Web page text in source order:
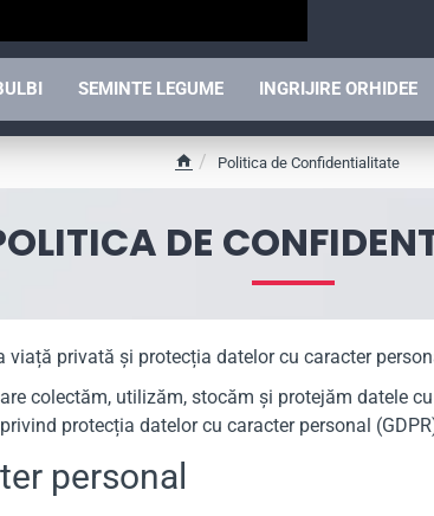
SEMINTE LEGUME INGRIJIRE ORHIDEE
DE
e
Politica de Confidentialitate
viață privată și protecția datelor cu caracter
colectăm, utilizăm, stocăm și protejăm datele
protecția datelor cu caracter personal
personal